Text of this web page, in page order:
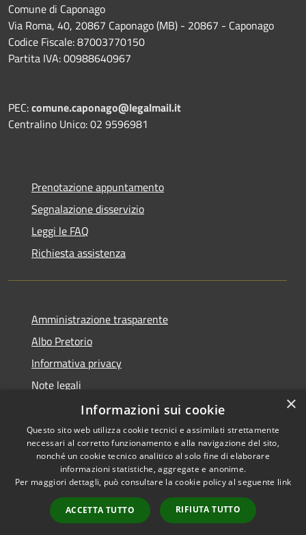
Comune di Caponago
Via Roma, 40, 20867 Caponago (MB) - 20867 - Caponago
Codice Fiscale: 87003770150
Partita IVA: 00988640967
PEC:comune.caponago@legalmail.it
Centralino Unico: 02 9596981
Prenotazione appuntamento
Segnalazione disservizio
Leggi le FAQ
Richiesta assistenza
Amministrazione trasparente
Albo Pretorio
Informativa privacy
Note legali
Dichiarazione di accessibilità
RSS
Accessibilità
Copyright © 2026 • Comune di
Municipium•
Accesso
redazione
×
Informazioni sui cookie
Questo sito web utilizza cookie tecnici e assimilati strettamente
necessari al corretto funzionamento e alla navigazione del sito,
nonché un cookie tecnico analitico al solo fine di elaborare
informazioni statistiche, aggregate e anonime.
Per maggiori dettagli, può consultare la cookie policy al seguente link
ACCETTA TUTTO RIFIUTA TUTTO